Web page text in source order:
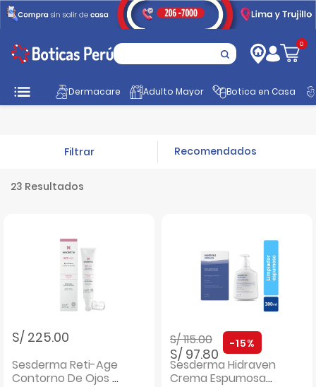
0
Dermacare Adulto Mayor Botica en Casa
Inicio Promociones Dermocosmética Sesderma
23 Resultados
Filtrar
S/ 225.00
Sesderma Reti-Age
Contorno De Ojos -
Precio rebajado de
S/ 115.00a
S/ 97.80
-15%
Sesderma Hidraven
Crema Espumosa